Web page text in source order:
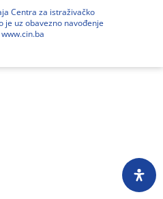
Centra za istraživačko
je uz obavezno navođenje